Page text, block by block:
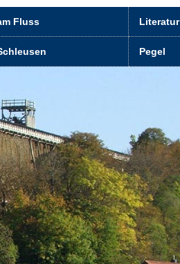
Fluss Literatur
Pegel